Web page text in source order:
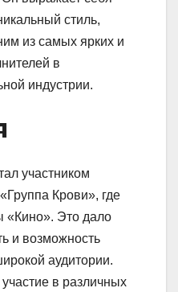
стиль,
из самых ярких и
в
индустрии.
участником
Крови», где
«Кино». Это дало
и возможность
аудитории.
в различных